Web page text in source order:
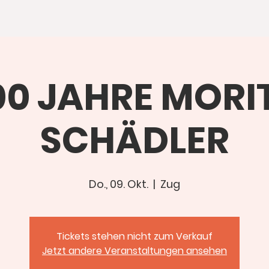
JAHRE
SCHÄDLER
Do., 09. Okt.
  |
Zug
Tickets stehen nicht zum Verkauf
Jetzt andere Veranstaltungen ansehen